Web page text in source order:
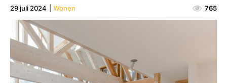
29 juli 2024 Wonen 765